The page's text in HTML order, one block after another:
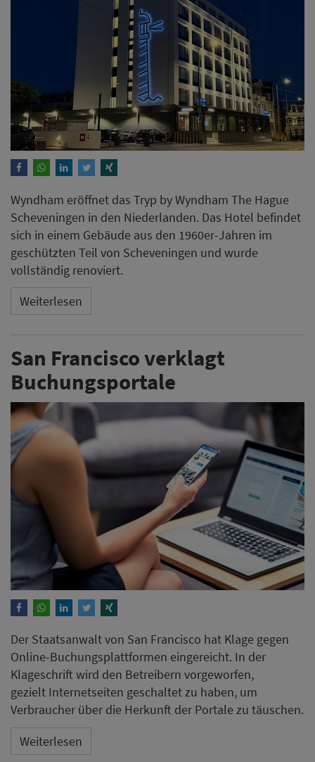
Wyndham eröffnet das Tryp by Wyndham The Hague
Scheveningen in den Niederlanden. Das Hotel befindet
sich in einem Gebäude aus den 1960er-Jahren im
geschützten Teil von Scheveningen und wurde
vollständig renoviert.
Weiterlesen
San Francisco verklagt
Buchungsportale
Der Staatsanwalt von San Francisco hat Klage gegen
Online-Buchungsplattformen eingereicht. In der
Klageschrift wird den Betreibern vorgeworfen,
gezielt Internetseiten geschaltet zu haben, um
Verbraucher über die Herkunft der Portale zu täuschen.
Weiterlesen